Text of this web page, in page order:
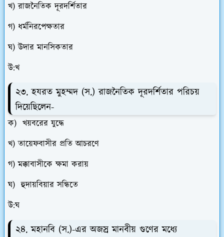
খ) রাজনৈতিক দূরদর্শিতার
গ) ধর্মনিরপেক্ষতার
ঘ) উদার মানসিকতার
উ:খ
২৩. হযরত মুহম্মদ (স.) রাজনৈতিক দূরদর্শিতার পরিচয়
দিয়েছিলেন-
ক) খয়বরের যুদ্ধে
খ) তায়েফবাসীর প্রতি আচরণে
গ) মক্কাবাসীকে ক্ষমা করায়
ঘ) হুদায়বিয়ার সন্ধিতে
উ:ঘ
২৪. মহানবি (স.)-এর অজস্র মানবীয় গুণের মধ্যে